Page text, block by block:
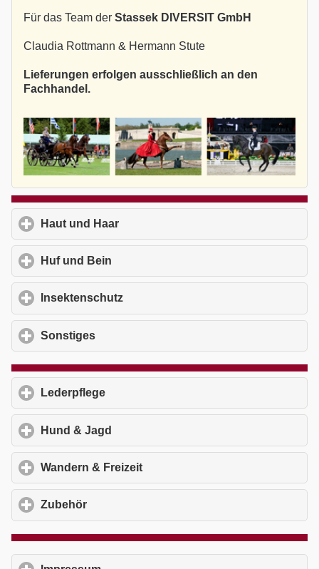
Für das Team der Stassek DIVERSIT GmbH
Claudia Rottmann & Hermann Stute
Lieferungen erfolgen ausschließlich an den
Fachhandel.
Haut und Haar
Huf und Bein
Insektenschutz
Sonstiges
Lederpflege
Hund & Jagd
Wandern & Freizeit
Zubehör